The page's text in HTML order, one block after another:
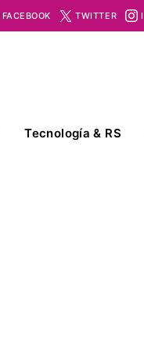
FACEBOOK TWITTER
Tecnología & RS